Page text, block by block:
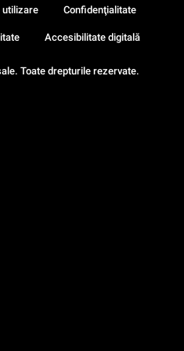
Toate drepturile rezervate.
utilizare Confidenţialitate
Accesibilitate digitală